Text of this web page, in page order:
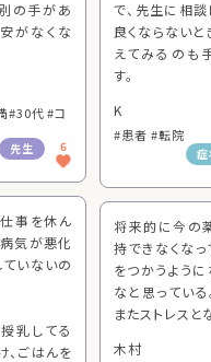
の手があ
がなくな
#30代 #コ
先生 6
事を休ん
気が悪化
いないの
乳してる
、ごはんを
で、先生に相
良くならない
えてみるのも
す。
K
#患者 #転院
症
将来的に今の
持できなくな
をつかうよう
なと思ってい
またストレスと
木村